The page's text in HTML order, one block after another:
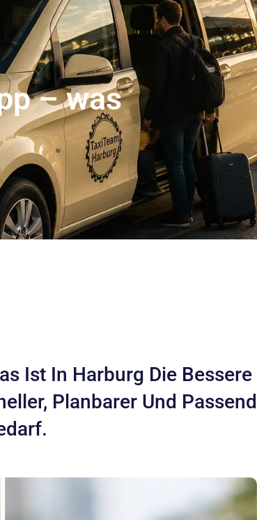
Abholservice Unser Großraumtaxi Service
Impressum
Mehr
– was
Ist In Harburg Die Bessere
Planbarer Und Passend